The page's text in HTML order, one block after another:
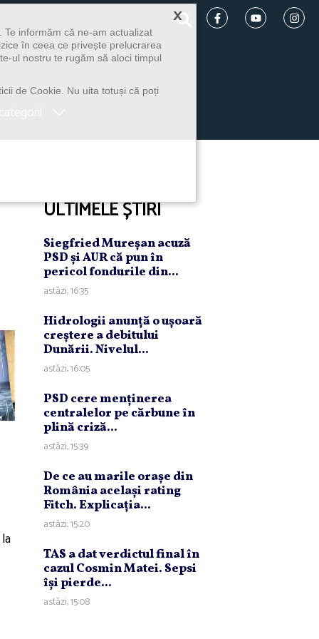
ULTIMELE ȘTIRI
Siegfried Mureşan acuză
PSD şi AUR că pun în
pericol fondurile din...
astăzi, 16:35
Hidrologii anunţă o uşoară
creştere a debitului
Dunării. Nivelul...
astăzi, 16:05
PSD cere menţinerea
centralelor pe cărbune în
plină criză...
astăzi, 15:39
De ce au marile oraşe din
România acelaşi rating
Fitch. Explicaţia...
astăzi, 15:20
TAS a dat verdictul final în
cazul Cosmin Matei. Sepsi
îşi pierde...
astăzi, 15:08
×
informăm că ne-am actualizat
în ceea ce privește prelucrarea
ul nostru te rugăm să aloci timpul
de Cookie. Nu uita totuși că poți